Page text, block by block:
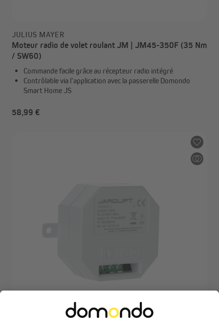
JULIUS MAYER
Moteur radio de volet roulant JM | JM45-350F (35 Nm
/ SW60)
Commande facile grâce au récepteur radio intégré
Contrôlable via l’application avec la passerelle Domondo
Smart Home JS
58,99 €